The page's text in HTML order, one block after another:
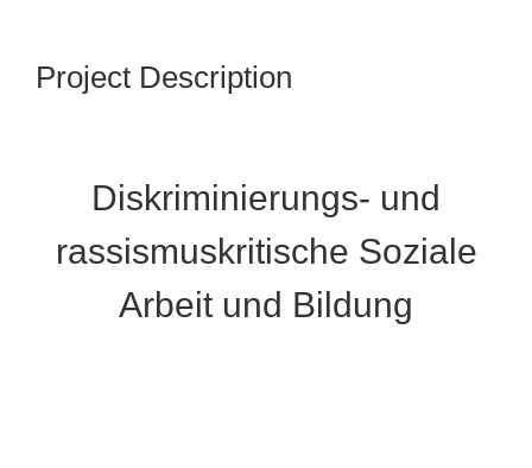
Project Description
Diskriminierungs- und
rassismuskritische Soziale
Arbeit und Bildung